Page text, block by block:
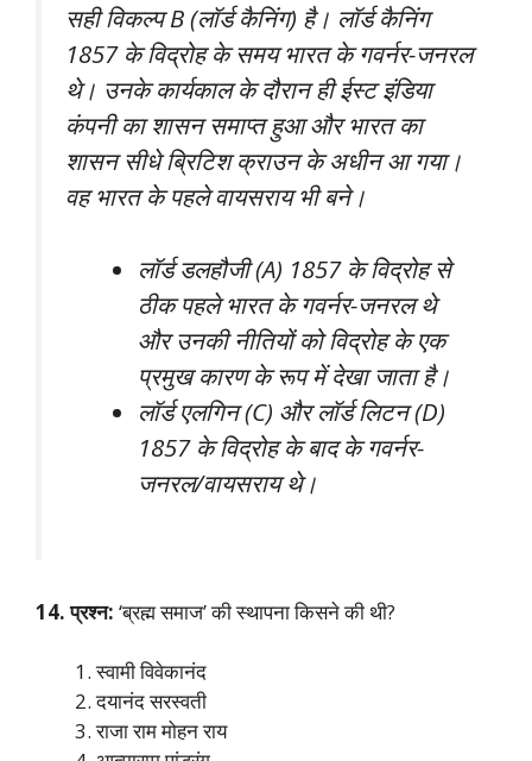
सही विकल्प B (लॉर्ड कैनिंग) है। लॉर्ड कैनिंग
1857 के विद्रोह के समय भारत के गवर्नर-जनरल
थे। उनके कार्यकाल के दौरान ही ईस्ट इंडिया
कंपनी का शासन समाप्त हुआ और भारत का
शासन सीधे ब्रिटिश क्राउन के अधीन आ गया।
वह भारत के पहले वायसराय भी बने।
लॉर्ड डलहौजी (A) 1857 के विद्रोह से
ठीक पहले भारत के गवर्नर-जनरल थे
और उनकी नीतियों को विद्रोह के एक
प्रमुख कारण के रूप में देखा जाता है।
लॉर्ड एलगिन (C) और लॉर्ड लिटन (D)
1857 के विद्रोह के बाद के गवर्नर-
जनरल/वायसराय थे।
14. प्रश्न: ‘ब्रह्म समाज’ की स्थापना किसने की थी?
स्वामी विवेकानंद
दयानंद सरस्वती
राजा राम मोहन राय